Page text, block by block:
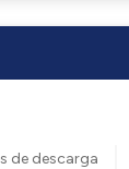
de descarga